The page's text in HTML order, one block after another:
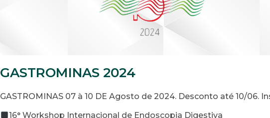
GASTROMINAS 2024
GASTROMINAS 07 à 10 DE Agosto de 2024. Desconto até 10/06.
16° Workshop Internacional de Endoscopia Digestiva